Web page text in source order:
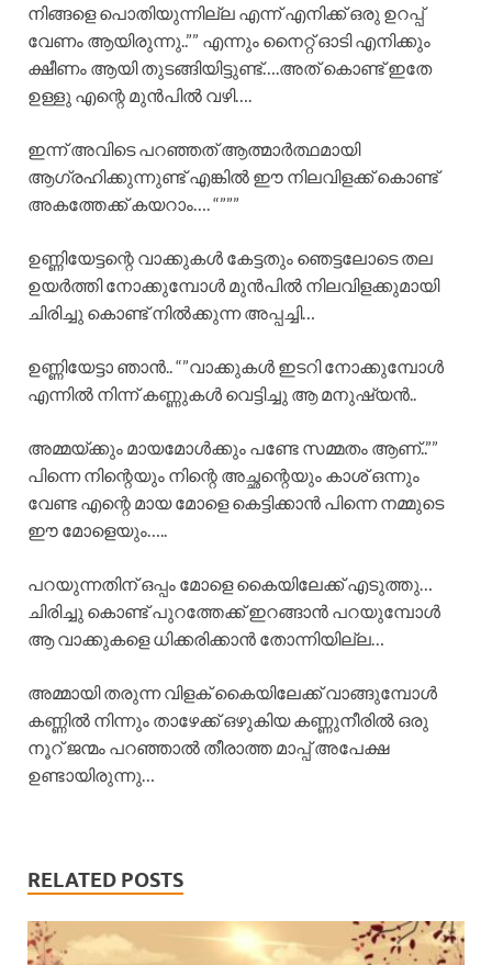
നിങ്ങളെ പൊതിയുന്നില്ല എന്ന് എനിക്ക് ഒരു ഉറപ്പ്
വേണം ആയിരുന്നു..”” എന്നും നൈറ്റ്‌ ഓടി എനിക്കും
ക്ഷീണം ആയി തുടങ്ങിയിട്ടുണ്ട്….അത് കൊണ്ട് ഇതേ
ഉള്ളു എന്റെ മുൻപിൽ വഴി….
ഇന്ന് അവിടെ പറഞ്ഞത് ആത്മാർത്ഥമായി
ആഗ്രഹിക്കുന്നുണ്ട് എങ്കിൽ ഈ നിലവിളക്ക് കൊണ്ട്
അകത്തേക്ക് കയറാം…. “”””
ഉണ്ണിയേട്ടന്റെ വാക്കുകൾ കേട്ടതും ഞെട്ടലോടെ തല
ഉയർത്തി നോക്കുമ്പോൾ മുൻപിൽ നിലവിളക്കുമായി
ചിരിച്ചു കൊണ്ട് നിൽക്കുന്ന അപ്പച്ചി…
ഉണ്ണിയേട്ടാ ഞാൻ.. “”വാക്കുകൾ ഇടറി നോക്കുമ്പോൾ
എന്നിൽ നിന്ന് കണ്ണുകൾ വെട്ടിച്ചു ആ മനുഷ്യൻ..
അമ്മയ്ക്കും മായമോൾക്കും പണ്ടേ സമ്മതം ആണ്..””
പിന്നെ നിന്റെയും നിന്റെ അച്ഛന്റെയും കാശ് ഒന്നും
വേണ്ട എന്റെ മായ മോളെ കെട്ടിക്കാൻ പിന്നെ നമ്മുടെ
ഈ മോളെയും…..
പറയുന്നതിന് ഒപ്പം മോളെ കൈയിലേക്ക് എടുത്തു…
ചിരിച്ചു കൊണ്ട് പുറത്തേക്ക് ഇറങ്ങാൻ പറയുമ്പോൾ
ആ വാക്കുകളെ ധിക്കരിക്കാൻ തോന്നിയില്ല…
അമ്മായി തരുന്ന വിളക് കൈയിലേക്ക് വാങ്ങുമ്പോൾ
കണ്ണിൽ നിന്നും താഴേക്ക് ഒഴുകിയ കണ്ണുനീരിൽ ഒരു
നൂറ് ജന്മം പറഞ്ഞാൽ തീരാത്ത മാപ്പ് അപേക്ഷ
ഉണ്ടായിരുന്നു…
RELATED POSTS